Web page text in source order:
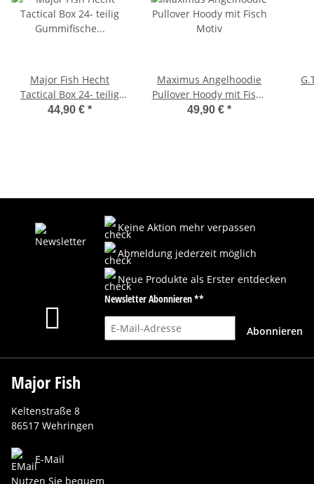
Major Fish Hecht
Tactical Box 24- teilig
Gummifische Hardbaits
44,90 € *
Maximus Angelhoodie
Pullover Hoody mit Fisch
Motiv
49,90 € *
Keine Aktion mehr verpassen
Abmeldung jederzeit möglich
Neue Produkte als Erster entdecken
Newsletter Abonnieren **
E-Mail-Adresse
Abonnieren
Major Fish
Keltenstraße 8
86517 Wehringen
E-Mail
Nutzen Sie bequem